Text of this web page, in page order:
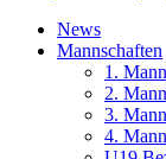
News
Mannschaften
1.
2.
3.
4.